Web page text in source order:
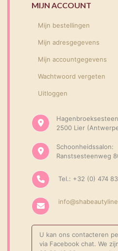
MIJN ACCOUNT
Mijn bestellingen
Mijn adresgegevens
Mijn accountgegevens
Wachtwoord vergeten
Uitloggen
2500 Lier
Schoonheidssalon:
Ranstsesteenweg
Tel.: +32 (0) 474
U kan ons contacteren
via Facebook chat. We